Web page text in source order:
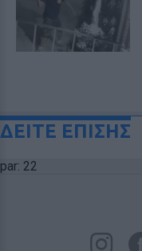
ΔΕΙΤΕ ΕΠΙΣΗΣ
par: 22